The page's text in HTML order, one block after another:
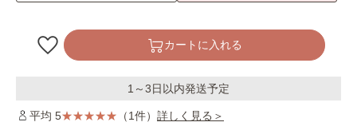
カートに入れる
1～3日以内発送予定
平均 5 （1件） 詳しく見る＞